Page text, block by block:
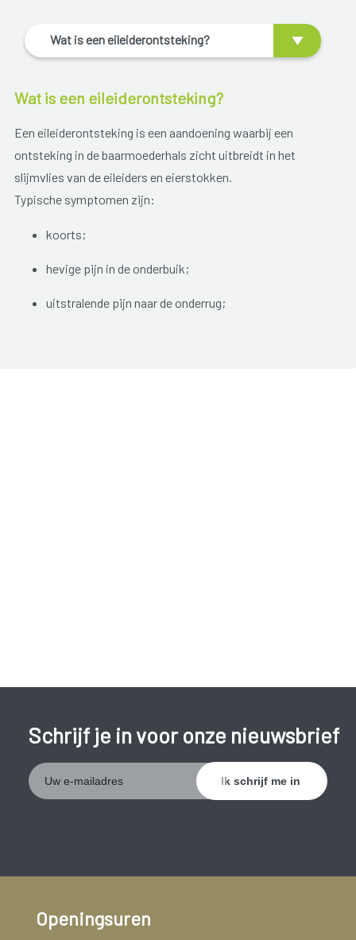
Wat is een eileiderontsteking?
Wat is een eileiderontsteking?
Een eileiderontsteking is een aandoening waarbij een
ontsteking in de baarmoederhals zicht uitbreidt in het
slijmvlies van de eileiders en eierstokken.
Typische symptomen zijn:
koorts;
hevige pijn in de onderbuik;
uitstralende pijn naar de onderrug;
Schrijf je in voor onze nieuwsbrief
Openingsuren